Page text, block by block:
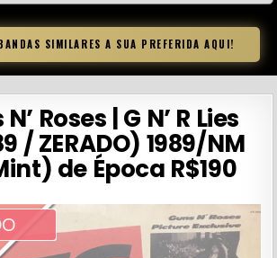
SIMILARES A SUA PREFERIDA AQUI!
Roses | G N’ R Lies
/ ZERADO) 1989/NM
de Época R$190